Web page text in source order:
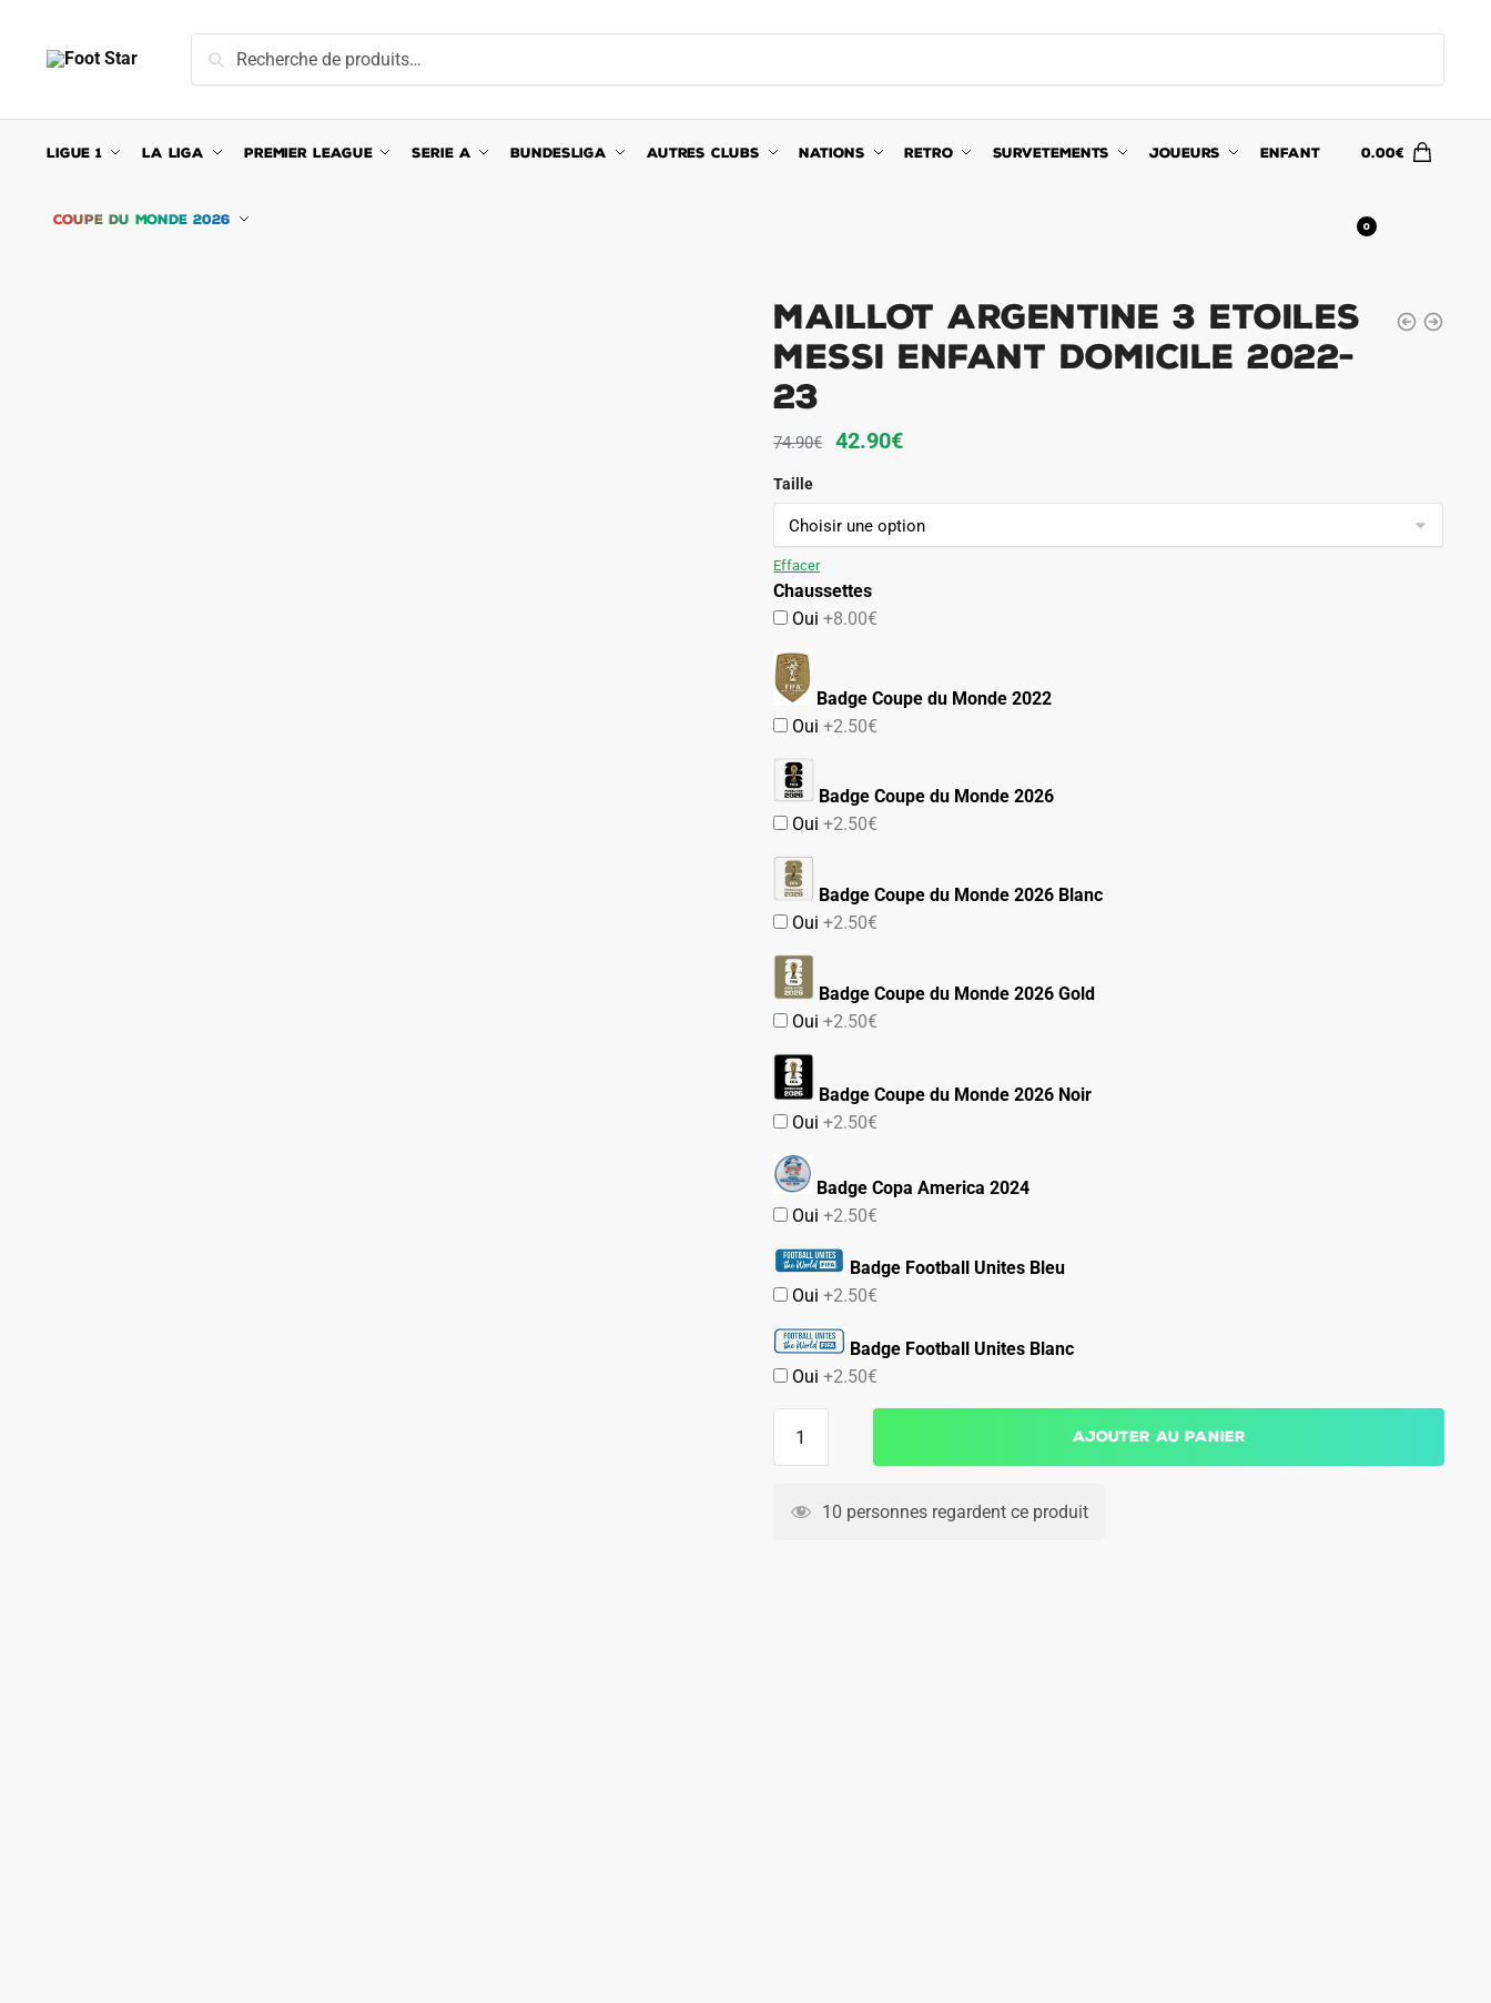
navigation
content
pour :
Recherche
LIGUE 1 LA LIGA PREMIER LEAGUE SERIE A BUNDESLIGA AUTRES CLUBS NATIONS RETRO SURVETEMENTS JOUEURS ENFANT
COUPE DU MONDE 2026
0.00€
0
MAILLOT ARGENTINE 3 ETOILES
MESSI ENFANT DOMICILE 2022-
23
74.90€
Le
initial
était :
42.90€Le
actuel
est :
Taille
Effacer
Chaussettes
Oui+8.00€
Badge Coupe du Monde 2022
Oui+2.50€
Badge Coupe du Monde 2026
Oui+2.50€
Badge Coupe du Monde 2026 Blanc
Oui+2.50€
Badge Coupe du Monde 2026 Gold
Oui+2.50€
Badge Coupe du Monde 2026 Noir
Oui+2.50€
Badge Copa America 2024
Oui+2.50€
Badge Football Unites Bleu
Oui+2.50€
Badge Football Unites Blanc
Oui+2.50€
ARGENTINE
Ajouter au panier
10 personnes regardent ce produit